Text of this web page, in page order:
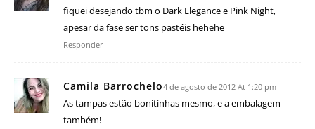
fiquei desejando tbm o Dark Elegance e Pink Night,
apesar da fase ser tons pastéis hehehe
Responder
Camila Barrochelo4 de agosto de 2012 At 1:20 pm
As tampas estão bonitinhas mesmo, e a embalagem
também!